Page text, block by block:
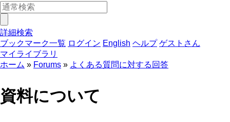
詳細検索
ブックマーク一覧 ログイン English ヘルプ ゲストさん
マイライブラリ
ホーム
Forums よくある質問に対する回答
資料について